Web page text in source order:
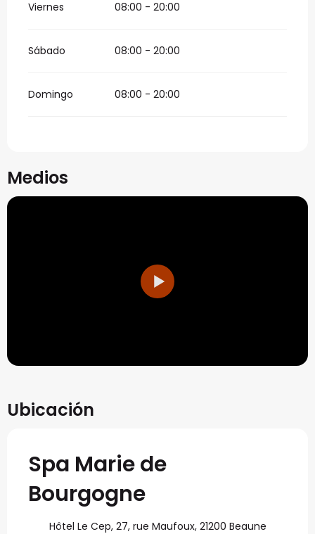
Viernes 08:00 - 20:00
Sábado 08:00 - 20:00
Domingo 08:00 - 20:00
Medios
Ubicación
Spa Marie de
Bourgogne
Hôtel Le Cep, 27, rue Maufoux, 21200 Beaune